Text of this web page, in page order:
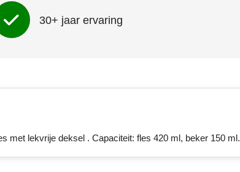
Roundscreen (120 mm x 160mm)
30+ jaar ervaring
met lekvrije deksel . Capaciteit: fles 420 ml, beker 150 ml.